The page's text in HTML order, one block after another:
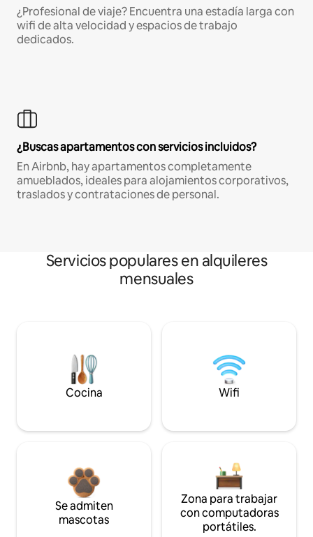
¿Profesional de viaje? Encuentra una estadía larga con
wifi de alta velocidad y espacios de trabajo
dedicados.
¿Buscas apartamentos con servicios incluidos?
En Airbnb, hay apartamentos completamente
amueblados, ideales para alojamientos corporativos,
traslados y contrataciones de personal.
Servicios populares en alquileres
mensuales
Cocina Wifi
Se admiten
mascotas
Zona para trabajar
con computadoras
portátiles.